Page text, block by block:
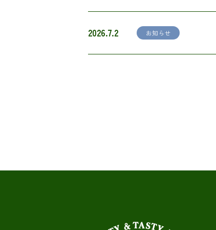
2026.7.2 お知らせ